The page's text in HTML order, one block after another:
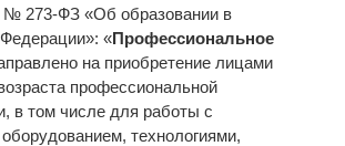
№ 273-ФЗ «Об образовании в
«Профессиональное
на приобретение лицами
профессиональной
в том числе для работы с
технологиями,